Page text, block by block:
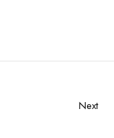
Next